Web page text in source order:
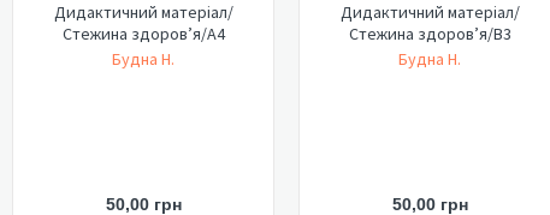
Дидактичний матеріал/
Стежина здоров’я/А4
Будна Н.
50,00 грн
Дидактичний матеріал/
Стежина здоров’я/В3
Будна Н.
50,00 грн